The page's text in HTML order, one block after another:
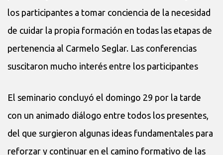
los participantes a tomar conciencia de la necesidad
de cuidar la propia formación en todas las etapas de
pertenencia al Carmelo Seglar. Las conferencias
suscitaron mucho interés entre los participantes
El seminario concluyó el domingo 29 por la tarde
con un animado diálogo entre todos los presentes,
del que surgieron algunas ideas fundamentales para
reforzar y continuar en el camino formativo de las